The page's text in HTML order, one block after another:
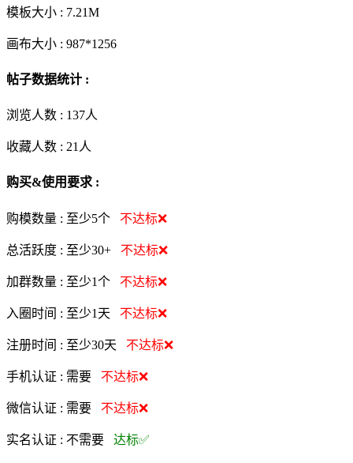
模板大小 : 7.21M
画布大小 : 987*1256
帖子数据统计 :
浏览人数 : 137人
收藏人数 : 21 人
购买&使用要求 :
购模数量 : 至少5个 不达标❌
总活跃度 : 至少30+ 不达标❌
加群数量 : 至少1个 不达标❌
入圈时间 : 至少1天 不达标❌
注册时间 : 至少30天 不达标❌
手机认证 : 需要 不达标❌
微信认证 : 需要 不达标❌
实名认证 : 不需要 达标✅